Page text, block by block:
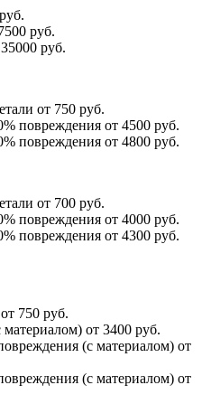
руб.
руб.
от 750 руб.
повреждения от 4500 руб.
повреждения от 4800 руб.
от 700 руб.
повреждения от 4000 руб.
повреждения от 4300 руб.
750 руб.
от 3400 руб.
(с материалом) от
(с материалом) от